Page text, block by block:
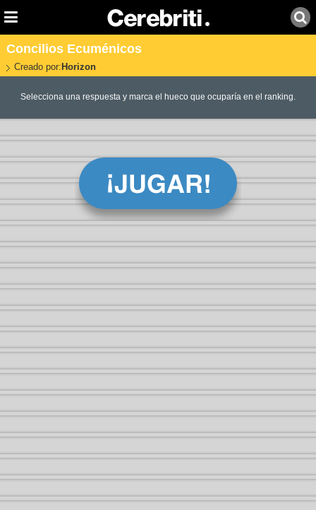
Concilios Ecuménicos
Creado por: Horizon
Selecciona una respuesta y marca el hueco que ocuparía en el ranking.